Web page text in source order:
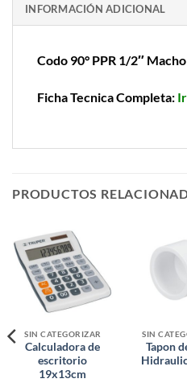
INFORMACIÓN ADICIONAL
Codo 90° PPR 1/2″
Ficha Tecnica Completa:
PRODUCTOS
SIN CATEGORIZAR
Calculadora de
escritorio
19x13cm
SIN
Tapon